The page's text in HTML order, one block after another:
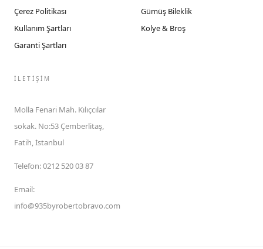
Çerez Politikası
Kullanım Şartları
Garanti Şartları
Gümüş Bileklik
Kolye & Broş
İLETIŞIM
Molla Fenari Mah. Kılıçcılar
sokak. No:53 Çemberlitaş,
Fatih, İstanbul
Telefon:0212 520 03 87
Email:
info@935byrobertobravo.com